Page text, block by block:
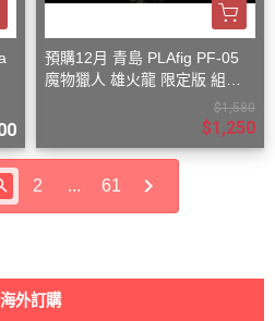
預購12月 青島 PLAfig PF-05
魔物獵人 雄火龍 限定版 組裝
$1,580
$1,250
2 ... 61
海外訂購